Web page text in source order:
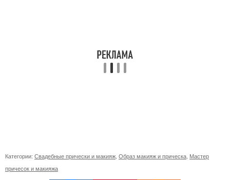
Категории: Свадебные прически и макияж Образ макияж и прическа Мастер
причесок и макияжа